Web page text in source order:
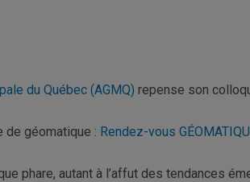
du Québec (AGMQ) repense son
de géomatique : Rendez-vous
phare, autant à l’affut des tendances